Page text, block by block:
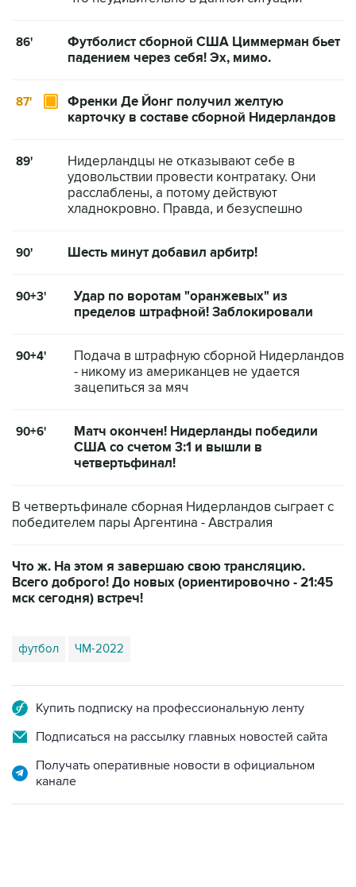
86'
Футболист сборной США Циммерман бьет
падением через себя! Эх, мимо.
87'
Френки Де Йонг получил желтую
карточку в составе сборной Нидерландов
89'
Нидерландцы не отказывают себе в
удовольствии провести контратаку. Они
расслаблены, а потому действуют
хладнокровно. Правда, и безуспешно
90' Шесть минут добавил арбитр!
90+3'
Удар по воротам "оранжевых" из
пределов штрафной! Заблокировали
90+4'
Подача в штрафную сборной Нидерландов
- никому из американцев не удается
зацепиться за мяч
90+6'
Матч окончен! Нидерланды победили
США со счетом 3:1 и вышли в
четвертьфинал!
В четвертьфинале сборная Нидерландов сыграет с
победителем пары Аргентина - Австралия
Что ж. На этом я завершаю свою трансляцию.
Всего доброго! До новых (ориентировочно - 21:45
мск сегодня) встреч!
футбол ЧМ-2022
Купить подписку на профессиональную ленту
Подписаться на рассылку главных новостей сайта
Получать оперативные новости в официальном
канале